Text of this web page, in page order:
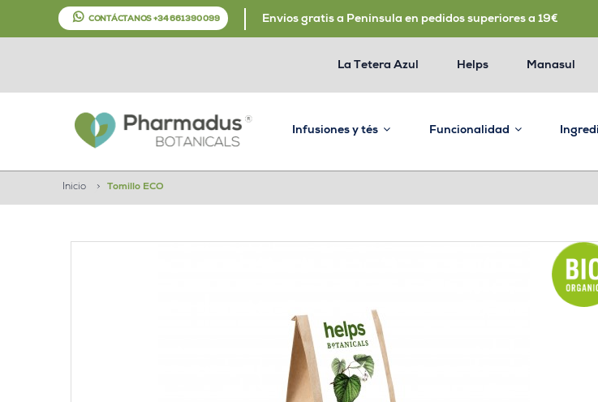
CONTÁCTANOS +34 661 390 099 Envíos gratis a Península en pedidos superiores a 19€
La Tetera Azul Helps Manasul
Infusiones y tés Funcionalidad
Inicio > Tomillo ECO